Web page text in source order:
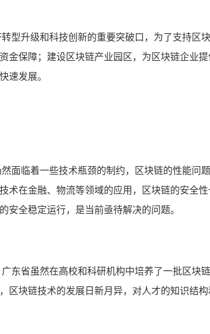
型升级和科技创新的重要突破口，为了支持区
金保障；建设区块链产业园区，为区块链企业
速发展。
面临着一些技术瓶颈的制约，区块链的性能
术在金融、物流等领域的应用，区块链的安全
安全稳定运行，是当前亟待解决的问题。
东省虽然在高校和科研机构中培养了一批区
区块链技术的发展日新月异，对人才的知识结